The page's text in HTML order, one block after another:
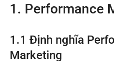
1. Performance
1.1 Định nghĩa
Marketing